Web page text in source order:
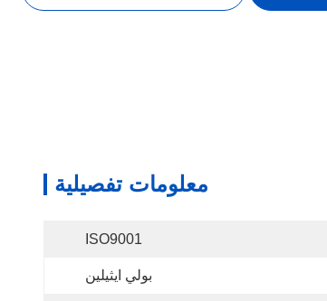
معلومات تفصيلية
ISO9001
بولي ايثيلين